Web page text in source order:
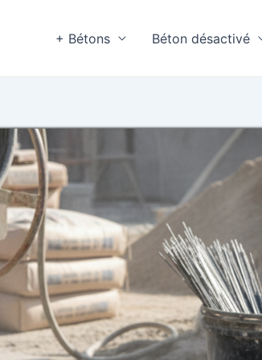
+ Bétons Béton désactivé